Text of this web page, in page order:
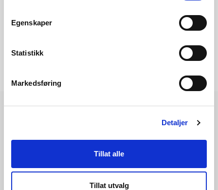
Egenskaper
Statistikk
Markedsføring
Detaljer
Tillat alle
Tillat utvalg